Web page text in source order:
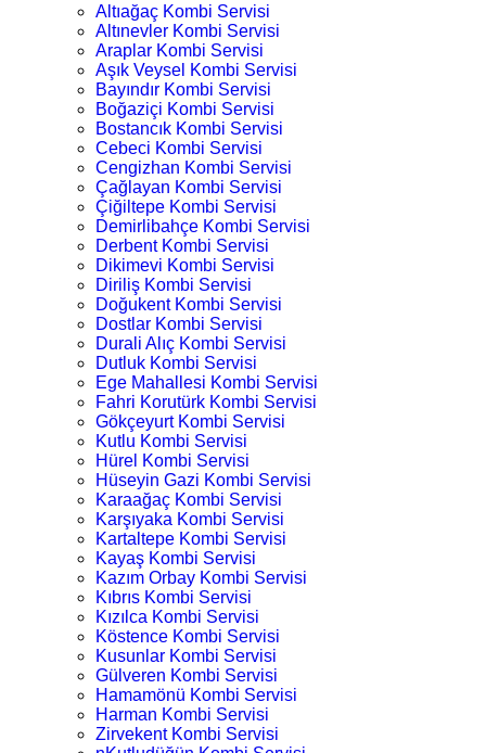
Altıağaç Kombi Servisi
Altınevler Kombi Servisi
Araplar Kombi Servisi
Aşık Veysel Kombi Servisi
Bayındır Kombi Servisi
Boğaziçi Kombi Servisi
Bostancık Kombi Servisi
Cebeci Kombi Servisi
Cengizhan Kombi Servisi
Çağlayan Kombi Servisi
Çiğiltepe Kombi Servisi
Demirlibahçe Kombi Servisi
Derbent Kombi Servisi
Dikimevi Kombi Servisi
Diriliş Kombi Servisi
Doğukent Kombi Servisi
Dostlar Kombi Servisi
Durali Alıç Kombi Servisi
Dutluk Kombi Servisi
Ege Mahallesi Kombi Servisi
Fahri Korutürk Kombi Servisi
Gökçeyurt Kombi Servisi
Kutlu Kombi Servisi
Hürel Kombi Servisi
Hüseyin Gazi Kombi Servisi
Karaağaç Kombi Servisi
Karşıyaka Kombi Servisi
Kartaltepe Kombi Servisi
Kayaş Kombi Servisi
Kazım Orbay Kombi Servisi
Kıbrıs Kombi Servisi
Kızılca Kombi Servisi
Köstence Kombi Servisi
Kusunlar Kombi Servisi
Gülveren Kombi Servisi
Hamamönü Kombi Servisi
Harman Kombi Servisi
Zirvekent Kombi Servisi